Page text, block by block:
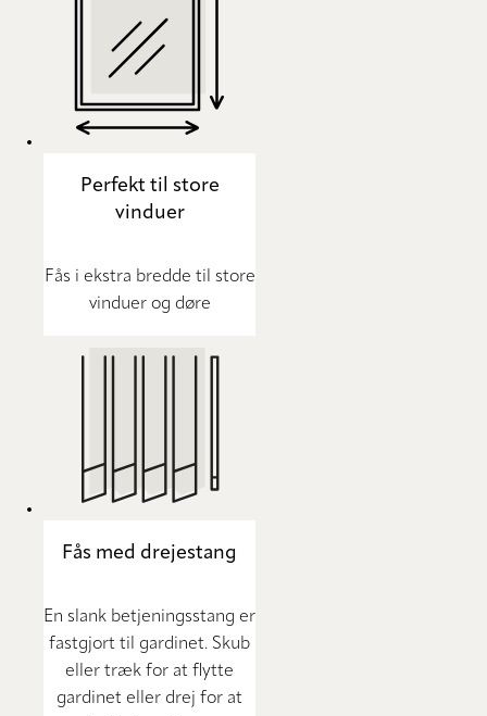
Perfekt til store
vinduer
Fås i ekstra bredde til store
vinduer og døre
Fås med drejestang
En slank betjeningsstang er
fastgjort til gardinet. Skub
eller træk for at flytte
gardinet eller drej for at